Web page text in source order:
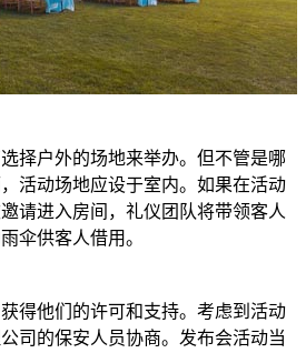
择户外的场地来举办。但不管是哪
活动场地应设于室内。如果在活动
请进入房间，礼仪团队将带领客人
伞供客人借用。
得他们的许可和支持。考虑到活动
司的保安人员协商。发布会活动当